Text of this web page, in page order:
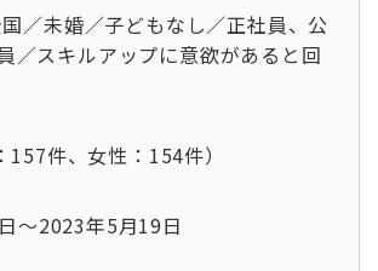
／未婚／子どもなし／正社員、公
／スキルアップに意欲があると回
件、女性：154件）
～2023年5月19日